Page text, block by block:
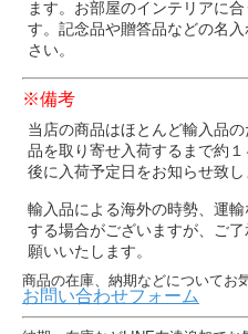
ます。お部屋のインテリアに
す。記念品や贈答品などの名
さい。
※備考
当店の商品はほとんど輸入品
品を取り寄せ入荷するまで約
後に入荷予定日をお知らせ致し
輸入品による海外の時勢、運
する場合がございますが、ご
願いいたします。
商品の在庫、納期などについてお
お問い合わせフォーム